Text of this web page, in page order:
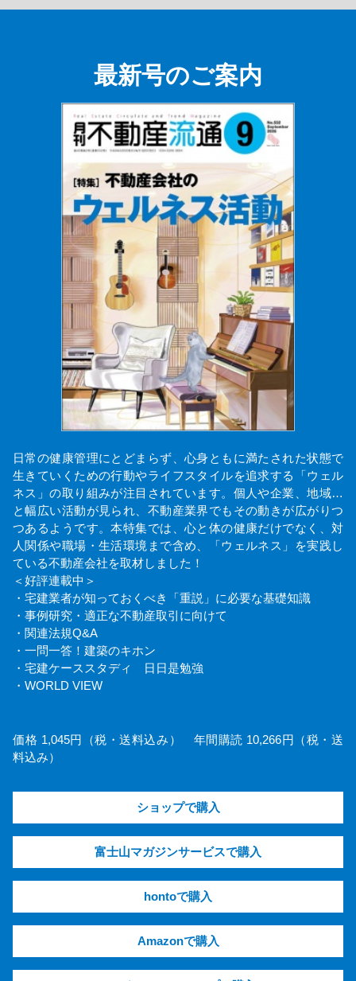
最新号のご案内
日常の健康管理にとどまらず、心身ともに満たされた状態で
生きていくための行動やライフスタイルを追求する「ウェル
ネス」の取り組みが注目されています。個人や企業、地域…
と幅広い活動が見られ、不動産業界でもその動きが広がりつ
つあるようです。本特集では、心と体の健康だけでなく、対
人関係や職場・生活環境まで含め、「ウェルネス」を実践し
ている不動産会社を取材しました！
＜好評連載中＞
・宅建業者が知っておくべき「重説」に必要な基礎知識
・事例研究・適正な不動産取引に向けて
・関連法規Q&A
・一問一答！建築のキホン
・宅建ケーススタディ 日日是勉強
・WORLD VIEW
価格 1,045円（税・送料込み） 年間購読 10,266円（税・送
料込み）
ショップで購入
富士山マガジンサービスで購入
hontoで購入
Amazonで購入